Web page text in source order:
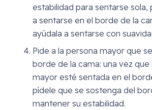
estabilidad para sentarse sola,
a sentarse en el borde de la
ayúdala a sentarse con
Pide a la persona mayor que
borde de la cama: una vez que
mayor esté sentada en el
pídele que se sostenga del
mantener su estabilidad.